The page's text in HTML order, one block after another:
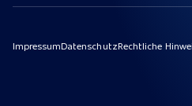
ImpressumDatenschutzRechtliche